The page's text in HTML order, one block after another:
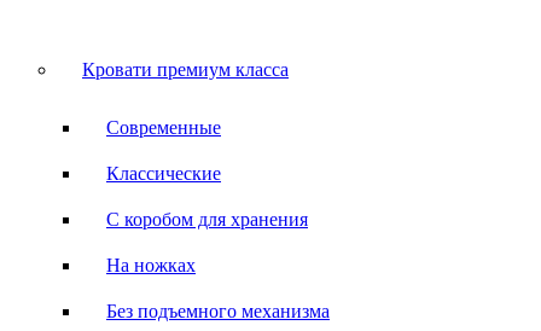
Кровати премиум класса
Современные
Классические
С коробом для хранения
На ножках
Без подъемного механизма